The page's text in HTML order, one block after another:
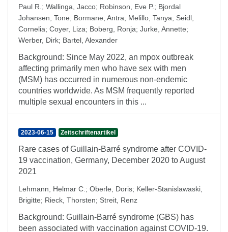
Paul R. ; Wallinga, Jacco; Robinson, Eve P.; Bjordal
Johansen, Tone; Bormane, Antra; Melillo, Tanya; Seidl,
Cornelia; Coyer, Liza; Boberg, Ronja; Jurke, Annette;
Werber, Dirk; Bartel, Alexander
Background: Since May 2022, an mpox outbreak
affecting primarily men who have sex with men
(MSM) has occurred in numerous non-endemic
countries worldwide. As MSM frequently reported
multiple sexual encounters in this ...
2023-06-15 Zeitschriftenartikel
Rare cases of Guillain-Barré syndrome after COVID-
19 vaccination, Germany, December 2020 to August
2021
Lehmann, Helmar C. ; Oberle, Doris; Keller-Stanislawaski,
Brigitte; Rieck, Thorsten; Streit, Renz
Background: Guillain-Barré syndrome (GBS) has
been associated with vaccination against COVID-19.